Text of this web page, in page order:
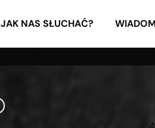
JAK NAS SŁUCHAĆ?